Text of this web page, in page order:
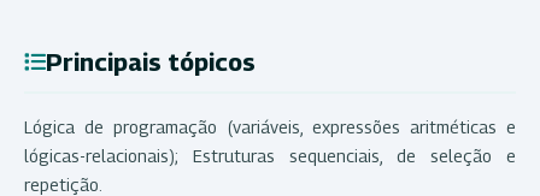
Principais tópicos
Lógica de programação (variáveis, expressões aritméticas e
lógicas-relacionais); Estruturas sequenciais, de seleção e
repetição.